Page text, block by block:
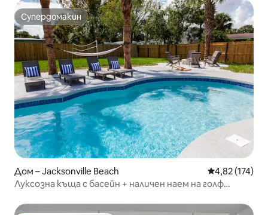
Супердомакин
Супердомакин
Дом – Jacksonville Beach Средна
4,82 (174)
Луксозна къща с басейн + наличен наем на голф